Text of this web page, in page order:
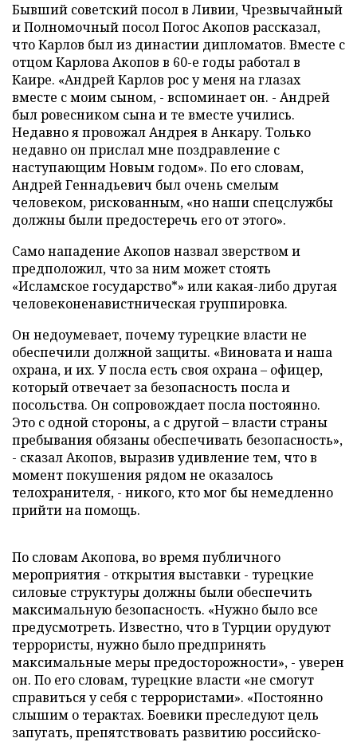
Бывший советский посол в Ливии, Чрезвычайный
и Полномочный посол Погос Акопов рассказал,
что Карлов был из династии дипломатов. Вместе с
отцом Карлова Акопов в 60-е годы работал в
Каире. «Андрей Карлов рос у меня на глазах
вместе с моим сыном, - вспоминает он. - Андрей
был ровесником сына и те вместе учились.
Недавно я провожал Андрея в Анкару. Только
недавно он прислал мне поздравление с
наступающим Новым годом». По его словам,
Андрей Геннадьевич был очень смелым
человеком, рискованным, «но наши спецслужбы
должны были предостеречь его от этого».
Само нападение Акопов назвал зверством и
предположил, что за ним может стоять
«Исламское государство*» или какая-либо другая
человеконенавистническая группировка.
Он недоумевает, почему турецкие власти не
обеспечили должной защиты. «Виновата и наша
охрана, и их. У посла есть своя охрана – офицер,
который отвечает за безопасность посла и
посольства. Он сопровождает посла постоянно.
Это с одной стороны, а с другой – власти страны
пребывания обязаны обеспечивать безопасность»,
- сказал Акопов, выразив удивление тем, что в
момент покушения рядом не оказалось
телохранителя, - никого, кто мог бы немедленно
прийти на помощь.
По словам Акопова, во время публичного
мероприятия - открытия выставки - турецкие
силовые структуры должны были обеспечить
максимальную безопасность. «Нужно было все
предусмотреть. Известно, что в Турции орудуют
террористы, нужно было предпринять
максимальные меры предосторожности», - уверен
он. По его словам, турецкие власти «не смогут
справиться у себя с террористами». «Постоянно
слышим о терактах. Боевики преследуют цель
запугать, препятствовать развитию российско-